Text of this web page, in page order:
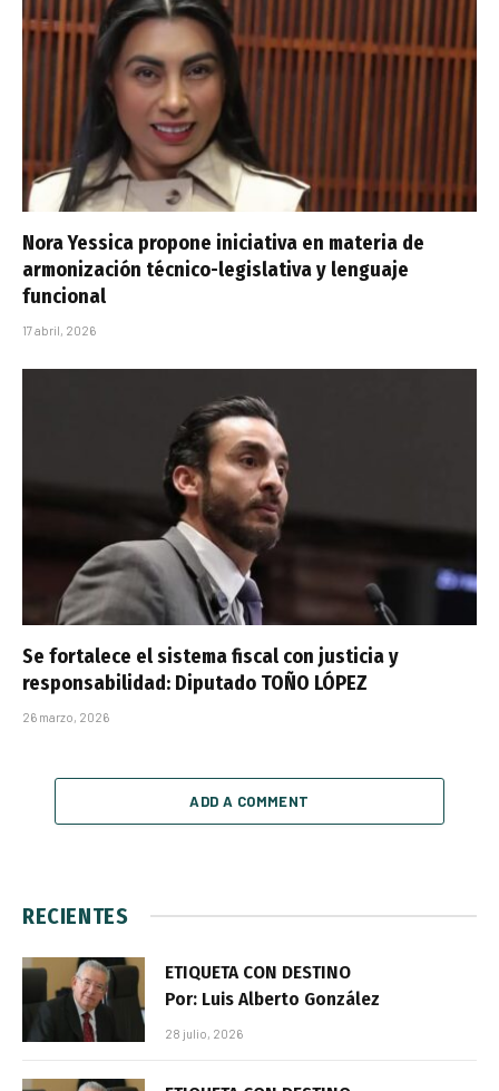
Nora Yessica propone iniciativa en materia de
armonización técnico-legislativa y lenguaje
funcional
17 abril, 2026
Se fortalece el sistema fiscal con justicia y
responsabilidad: Diputado TOÑO LÓPEZ
26 marzo, 2026
ADD A COMMENT
RECIENTES
ETIQUETA CON DESTINO
Por: Luis Alberto González
28 julio, 2026